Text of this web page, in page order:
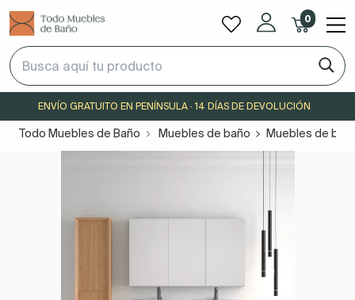
0
ENVÍO GRATUITO EN PENÍNSULA · 14 DÍAS DE DEVOLUCIÓN
Todo Muebles de Baño Muebles de baño Muebles de